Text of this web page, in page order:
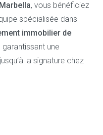
, vous bénéficiez
spécialisée dans
immobilier de
, garantissant une
la signature chez